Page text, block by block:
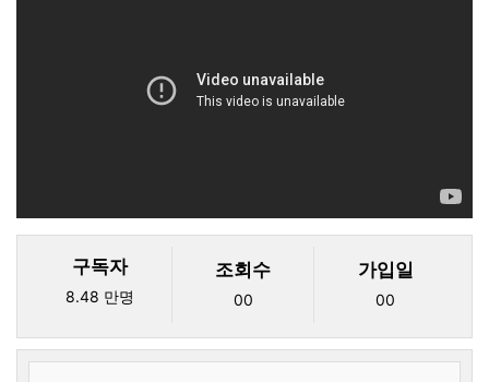
구독자
8.48 만명
조회수
00
가입일
00